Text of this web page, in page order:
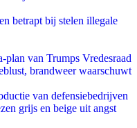
betrapt bij stelen illegale
plan van Trumps Vredesraad
brandweer waarschuwt
van defensiebedrijven
grijs en beige uit angst